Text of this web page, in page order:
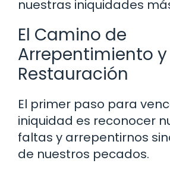
nuestras iniquidades
El Camino de
Arrepentimiento y
Restauración
El primer paso para
iniquidad es reconocer
faltas y arrepentirnos
de nuestros pecados.